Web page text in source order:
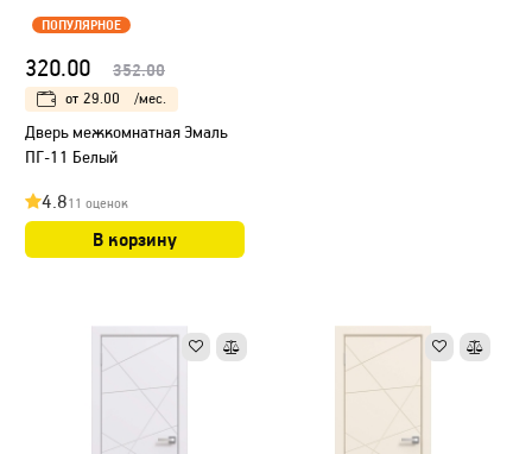
ПОПУЛЯРНОЕ
320.00 352.00
от 29.00 /мес.
Дверь межкомнатная Эмаль
ПГ-11 Белый
4.811 оценок
В корзину